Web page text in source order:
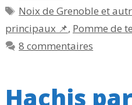
Étiquettes
Noix de Grenoble et
principaux 📌, Pomme de
8 commentaires
Hachis